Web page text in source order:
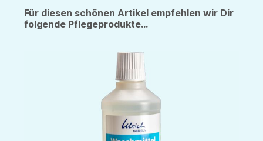
Für diesen schönen Artikel empfehlen wir Dir
folgende Pflegeprodukte...